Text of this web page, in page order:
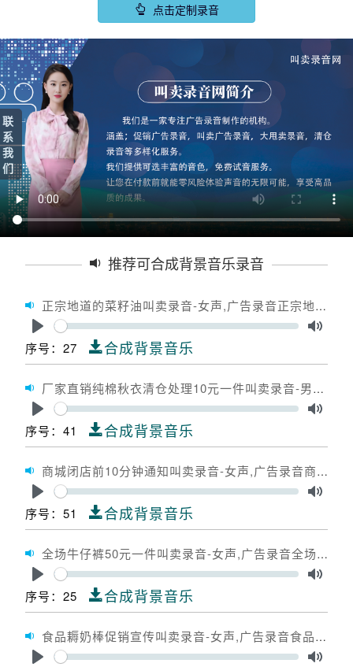
点击定制录音
推荐可合成背景音乐录音
正宗地道的菜籽油叫卖录音-女声,广告录音正宗地道的菜籽油,广告配音正宗地道的菜籽油
Seek
序号：27 合成背景音乐
厂家直销纯棉秋衣清仓处理10元一件叫卖录音-男声,广告录音厂家直销纯棉秋衣清仓处理10元一件,广告配音厂家直销纯棉秋衣清仓处理10元一件
Seek
序号：41 合成背景音乐
商城闭店前10分钟通知叫卖录音-女声,广告录音商城闭店前10分钟通知,广告配音商城闭店前10分钟通知
Seek
序号：51 合成背景音乐
全场牛仔裤50元一件叫卖录音-女声,广告录音全场牛仔裤50元一件,广告配音全场牛仔裤50元一件
Seek
序号：25 合成背景音乐
食品耨奶棒促销宣传叫卖录音-女声,广告录音食品耨奶棒促销宣传,广告配音食品耨奶棒促销宣传
Seek
联
系
我
们